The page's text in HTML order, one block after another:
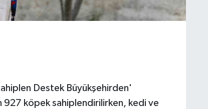
Destek Büyükşehirden'
927 köpek sahiplendirilirken, kedi ve